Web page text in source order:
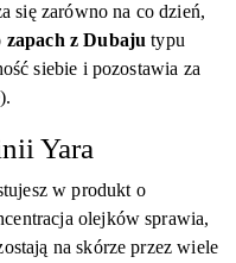
się zarówno na co dzień,
zapach z Dubaju typu
siebie i pozostawia za
Yara
w produkt o
olejków sprawia,
na skórze przez wiele